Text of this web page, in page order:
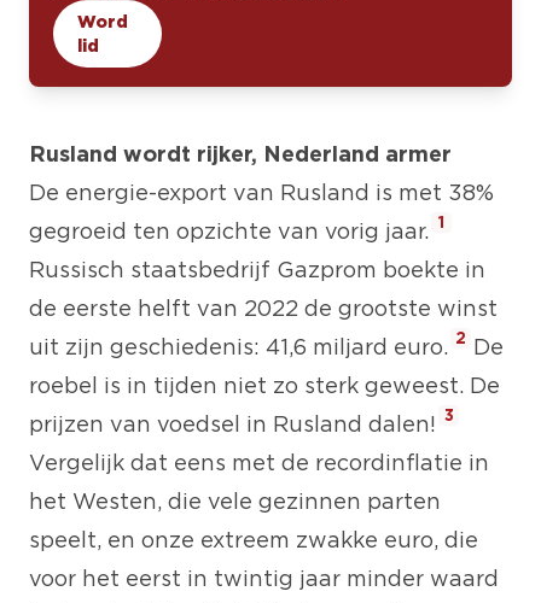
Word
lid
Rusland wordt rijker, Nederland armer
De energie-export van Rusland is met 38%
gegroeid ten opzichte van vorig jaar. 1
Russisch staatsbedrijf Gazprom boekte in
de eerste helft van 2022 de grootste winst
uit zijn geschiedenis: 41,6 miljard euro. 2 De
roebel is in tijden niet zo sterk geweest. De
prijzen van voedsel in Rusland dalen! 3
Vergelijk dat eens met de recordinflatie in
het Westen, die vele gezinnen parten
speelt, en onze extreem zwakke euro, die
voor het eerst in twintig jaar minder waard